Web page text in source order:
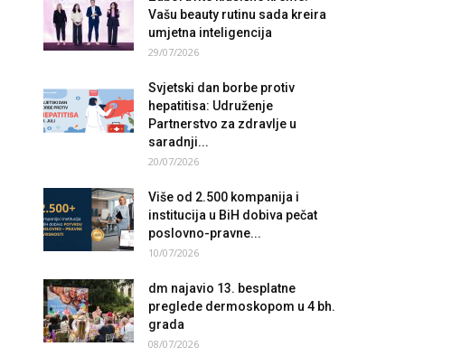
Vašu beauty rutinu sada kreira
umjetna inteligencija
29/07/2026
Svjetski dan borbe protiv
hepatitisa: Udruženje
Partnerstvo za zdravlje u
saradnji...
20/07/2026
Više od 2.500 kompanija i
institucija u BiH dobiva pečat
poslovno-pravne...
10/07/2026
dm najavio 13. besplatne
preglede dermoskopom u 4 bh.
grada
08/07/2026